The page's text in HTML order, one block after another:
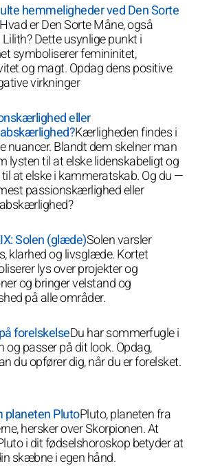
hemmeligheder ved Den Sorte
Hvad er Den Sorte Måne, også
Dette usynlige punkt i
symboliserer femininitet,
og magt. Opdag dens positive
virkninger
eller
Kærligheden findes i
nuancer. Blandt dem skelner man
lysten til at elske lidenskabeligt og
at elske i kammeratskab. Og du —
passionskærlighed eller
Solen (glæde)Solen varsler
klarhed og livsglæde. Kortet
lys over projekter og
og bringer velstand og
på alle områder.
forelskelseDu har sommerfugle i
og passer på dit look. Opdag,
du opfører dig, når du er forelsket.
planeten PlutoPluto, planeten fra
hersker over Skorpionen. At
i dit fødselshoroskop betyder at
skæbne i egen hånd.